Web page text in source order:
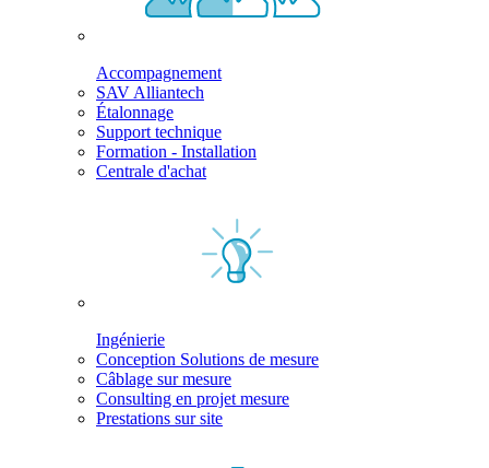
Accompagnement
SAV Alliantech
Étalonnage
Support technique
Formation - Installation
Centrale d'achat
Ingénierie
Conception Solutions de mesure
Câblage sur mesure
Consulting en projet mesure
Prestations sur site